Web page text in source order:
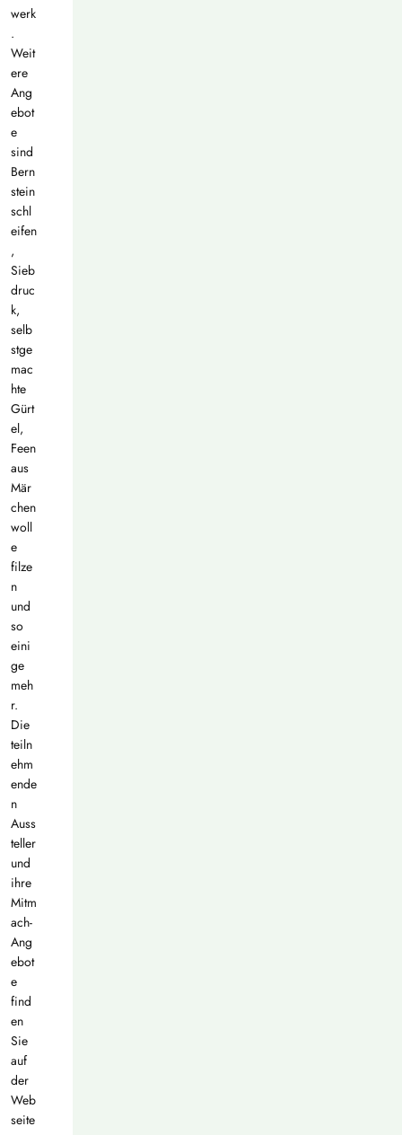
werk
.
Weit
ere
Ang
ebot
e
sind
Bern
stein
schl
eifen
,
Sieb
druc
k,
selb
stge
mac
hte
Gürt
el,
Feen
aus
Mär
chen
woll
e
filze
n
und
so
eini
ge
meh
r.
Die
teiln
ehm
ende
n
Auss
teller
und
ihre
Mitm
ach-
Ang
ebot
e
find
en
Sie
auf
der
Web
seite